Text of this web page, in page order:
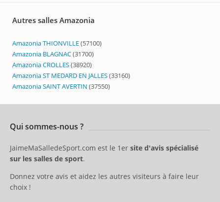
Autres salles Amazonia
Amazonia THIONVILLE(57100)
Amazonia BLAGNAC(31700)
Amazonia CROLLES(38920)
Amazonia ST MEDARD EN JALLES(33160)
Amazonia SAINT AVERTIN (37550)
Qui sommes-nous ?
JaimeMaSalledeSport.com est le 1er site d'avis spécialisé
sur les salles de sport.
Donnez votre avis et aidez les autres visiteurs à faire leur
choix !